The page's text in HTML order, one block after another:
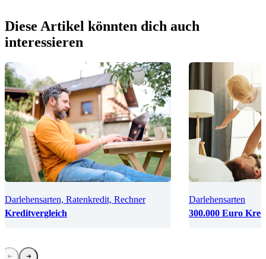
Diese Artikel könnten dich auch
interessieren
Darlehensarten, Ratenkredit, Rechner
Kreditvergleich
Darlehensarten
300.000 Euro